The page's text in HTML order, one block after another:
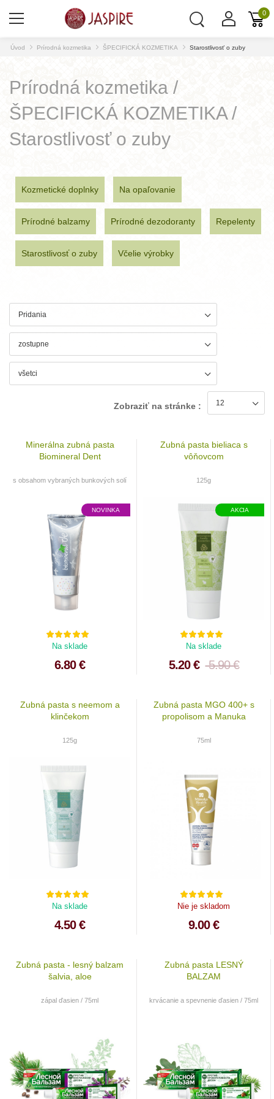
0
Úvod Prírodná kozmetika ŠPECIFICKÁ KOZMETIKA Starostlivosť o zuby
Prírodná kozmetika /
ŠPECIFICKÁ KOZMETIKA /
Starostlivosť o zuby
Kozmetické doplnky Na opaľovanie
Prírodné balzamy Prírodné dezodoranty Repelenty
Starostlivosť o zuby Včelie výrobky
Zobraziť na stránke :
Minerálna zubná pasta
Biomineral Dent
s obsahom vybraných bunkových solí
NOVINKA
Na sklade
6.80 €
Zubná pasta bieliaca s
vôňovcom
125g
AKCIA
Na sklade
5.20 € 5.90 €
Zubná pasta s neemom a
klinčekom
125g
Na sklade
4.50 €
Zubná pasta MGO 400+ s
propolisom a Manuka
75ml
Nie je skladom
9.00 €
Zubná pasta - lesný balzam
šalvia, aloe
zápal ďasien / 75ml
Zubná pasta LESNÝ
BALZAM
krvácanie a spevnenie ďasien / 75ml